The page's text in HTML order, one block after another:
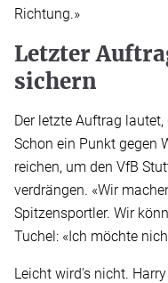
Richtung.»
Letzter
sichern
Der letzte Auftrag
Schon ein Punkt gegen
reichen, um den VfB
verdrängen. «Wir
Spitzensportler. Wir
Tuchel: «Ich möchte
Leicht wird's nicht.